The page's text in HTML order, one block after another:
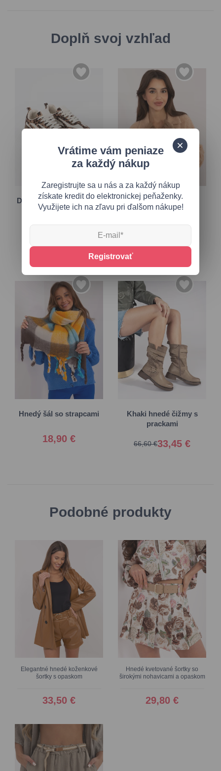
Doplň svoj vzhľad
Dámske tenisky v animal
dizajne
37
39
40 41
Hnedé rukavice s
dotykovou funkciou
L/XL
Hnedý šál so strapcami
18,90 €
Univerzálna
Khaki hnedé čižmy s
prackami
33,45 €
66,60 €
36 37
38 39
Podobné produkty
Elegantné hnedé koženkové
šortky s opaskom
33,50 €
Hnedé kvetované šortky so
širokými nohavicami a opaskom
29,80 €
Vrátime vám peniaze
za každý nákup
Zaregistrujte sa u nás a za každý nákup
získate kredit do elektronickej peňaženky.
Využijete ich na zľavu pri ďalšom nákupe!
Registrovať